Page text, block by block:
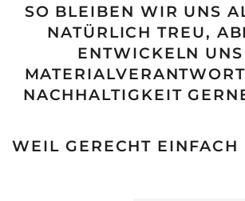
SO BLEIBEN WIR UNS
NATÜRLICH TREU,
ENTWICKELN
NACHHALTIGKEIT
WEIL GERECHT EINFACH